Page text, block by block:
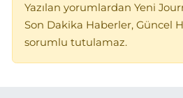
Yazılan yorumlardan Yeni
Son Dakika Haberler, Güncel
sorumlu tutulamaz.